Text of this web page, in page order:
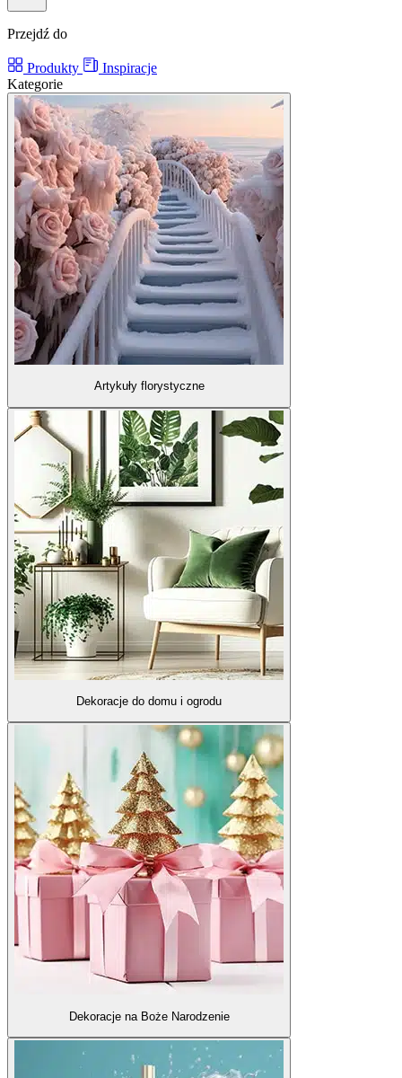
Przejdź do
Produkty
Inspiracje
Kategorie
Artykuły florystyczne
Dekoracje do domu i ogrodu
Dekoracje na Boże Narodzenie